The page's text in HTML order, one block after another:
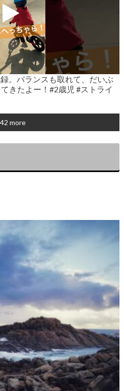
。バランスも取れて、だいぶ
きたよー！#2歳児 #ストライ
more